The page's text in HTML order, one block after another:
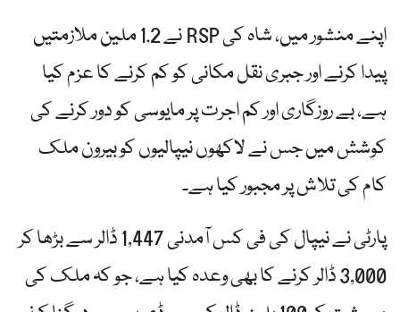
اپنے منشور میں، شاہ کی RSP نے 1.2 ملین ملازمتیں
پیدا کرنے اور جبری نقل مکانی کو کم کرنے کا عزم کیا
ہے، بے روزگاری اور کم اجرت پر مایوسی کو دور کرنے کی
کوشش میں جس نے لاکھوں نیپالیوں کو بیرون ملک
کام کی تلاش پر مجبور کیا ہے۔
پارٹی نے نیپال کی فی کس آمدنی 1,447 ڈالر سے بڑھا کر
3,000 ڈالر کرنے کا بھی وعدہ کیا ہے، جو کہ ملک کی